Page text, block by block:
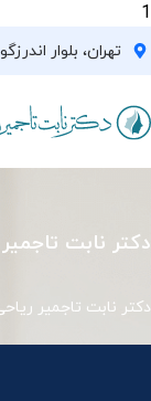
1
تهران، بلوار اندرزگو، نبش
دکتر نابت
دکتر نابت تاجمیر